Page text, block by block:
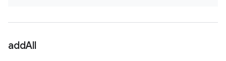
addAll